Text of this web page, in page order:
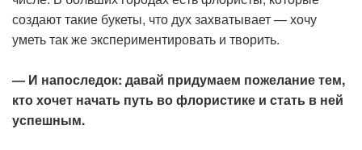
создают такие букеты, что дух захватывает — хочу
уметь так же экспериментировать и творить.
— И напоследок: давай придумаем пожелание тем,
кто хочет начать путь во флористике и стать в ней
успешным.